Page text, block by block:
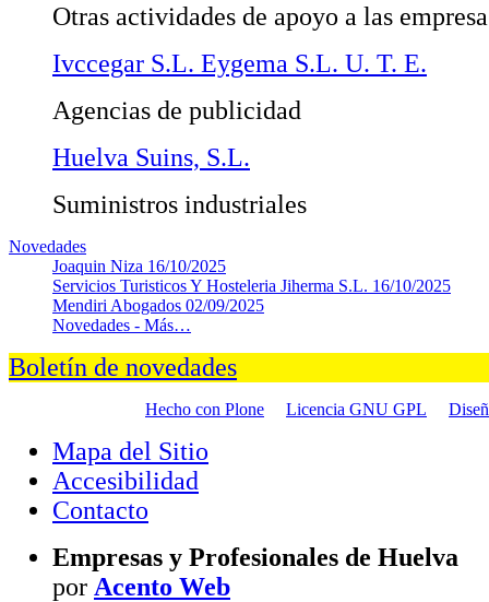
Otras actividades de apoyo a las
Ivccegar S.L. Eygema S.L. U. T. E.
Agencias de publicidad
Huelva Suins, S.L.
Suministros industriales
Novedades
Joaquin Niza 16/10/2025
Servicios Turisticos Y Hosteleria Jiherma S.L. 16/10/2025
Mendiri Abogados 02/09/2025
Novedades - Más…
Boletín de novedades
Hecho con Plone Licencia GNU GPL
Mapa del Sitio
Accesibilidad
Contacto
Empresas y Profesionales de Huelva
por Acento Web